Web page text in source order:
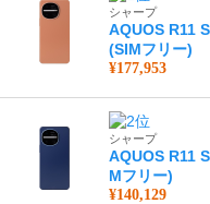
シャープ
AQUOS R11
(SIMフリー)
¥177,953
シャープ
AQUOS R11
Mフリー)
¥140,129